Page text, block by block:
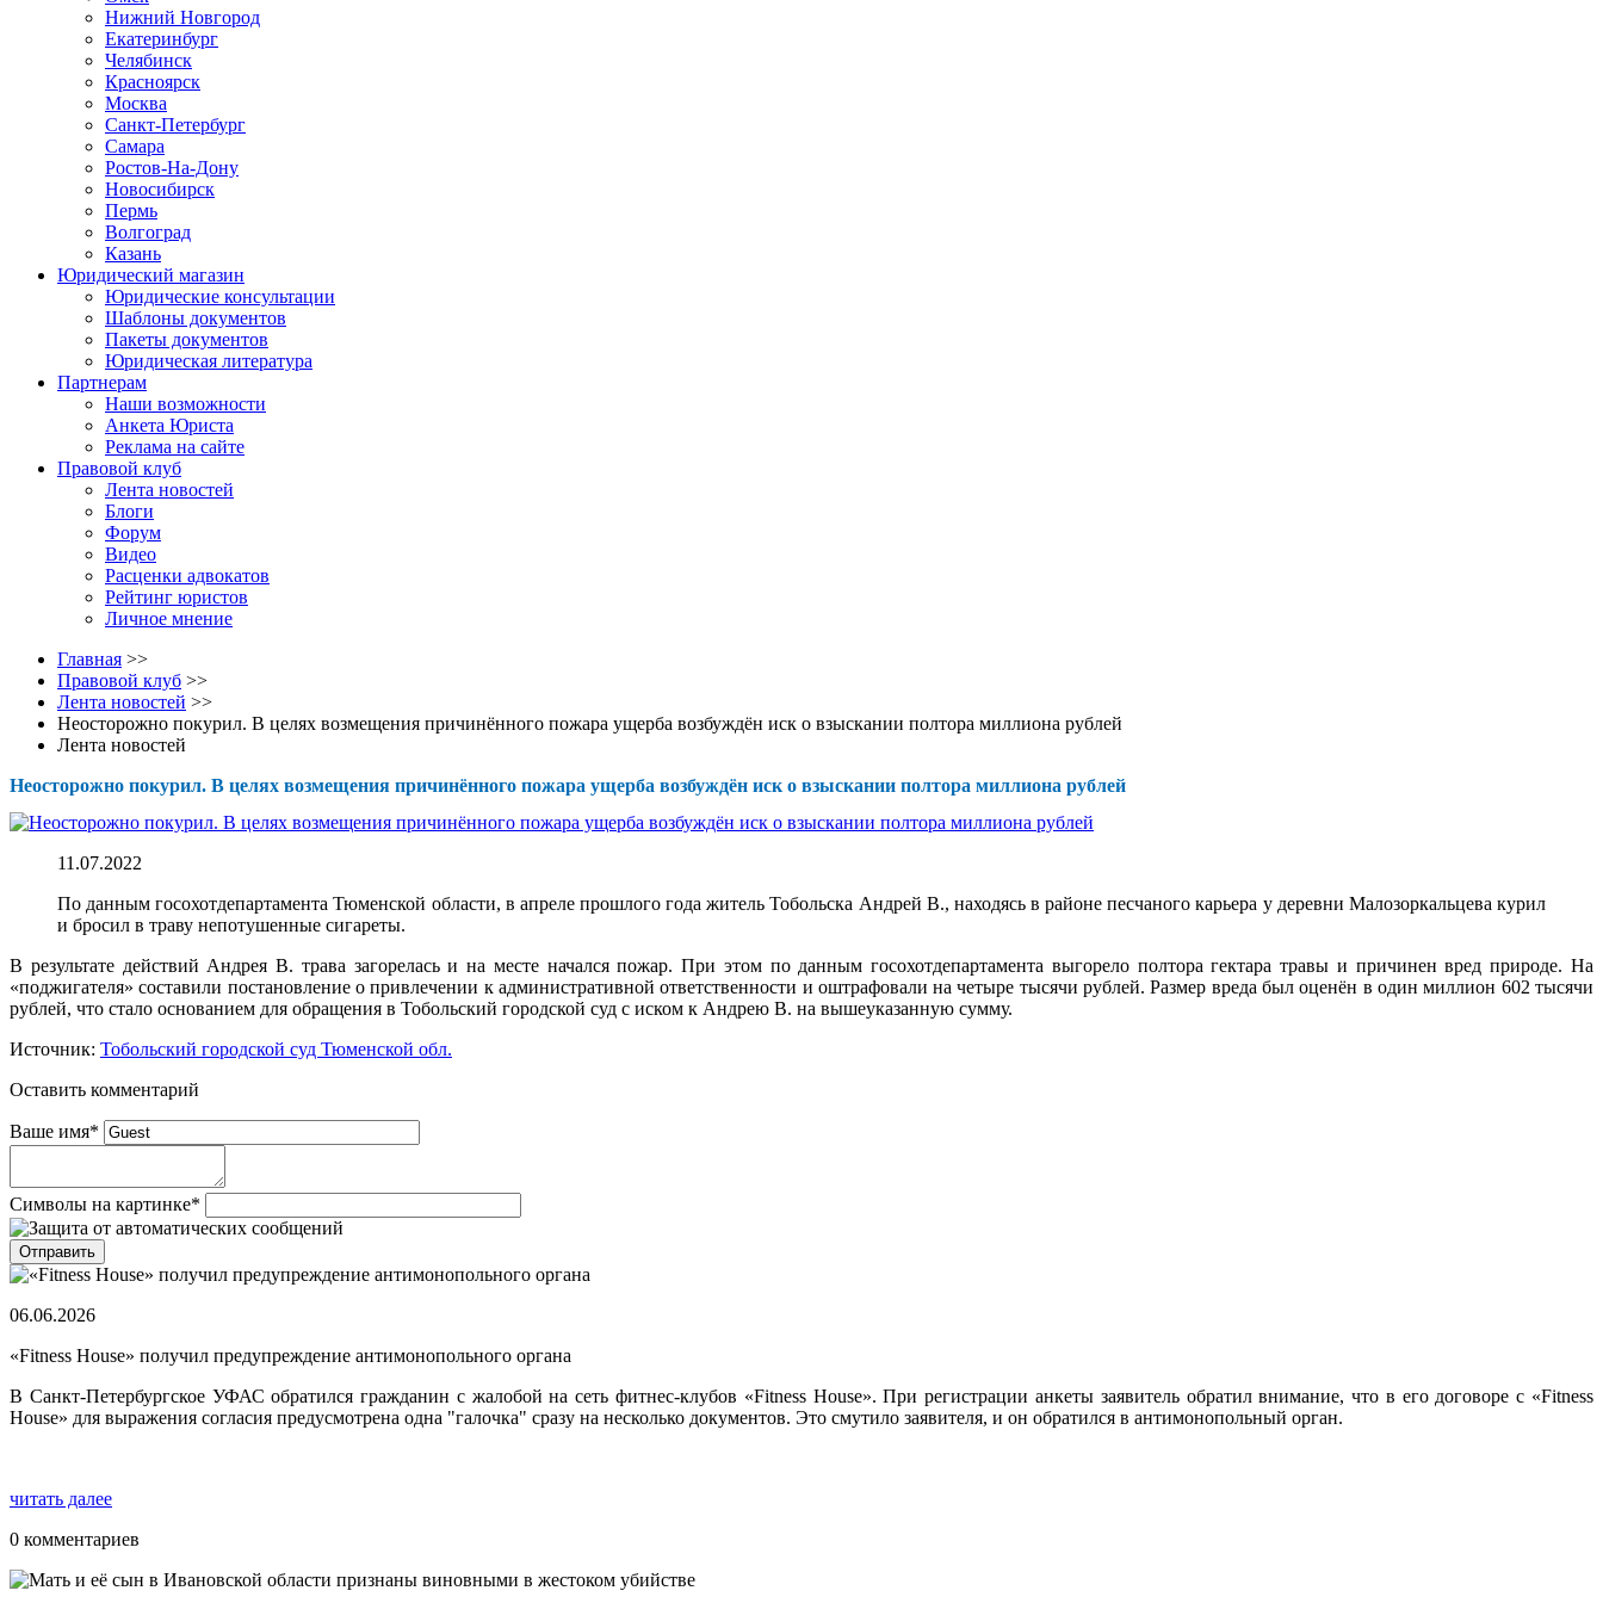
Нижний Новгород
Екатеринбург
Челябинск
Красноярск
Москва
Санкт-Петербург
Самара
Ростов-На-Дону
Новосибирск
Пермь
Волгоград
Казань
Юридический магазин
Юридические консультации
Шаблоны документов
Пакеты документов
Юридическая литература
Партнерам
Наши возможности
Анкета Юриста
Реклама на сайте
Правовой клуб
Лента новостей
Блоги
Форум
Видео
Расценки адвокатов
Рейтинг юристов
Личное мнение
Главная >>
Правовой клуб >>
Лента новостей >>
Неосторожно покурил. В целях возмещения причинённого пожара ущерба возбуждён иск о взыскании полтора миллиона рублей
Лента новостей
Неосторожно покурил. В целях возмещения причинённого пожара ущерба возбуждён иск о взыскании полтора миллиона рублей
11.07.2022
По данным госохотдепартамента Тюменской области, в апреле прошлого года житель Тобольска Андрей В., находясь в районе песчаного карьера у деревни Малозоркальцева курил
и бросил в траву непотушенные сигареты.
В результате действий Андрея В. трава загорелась и на месте начался пожар. При этом по данным госохотдепартамента выгорело полтора гектара травы и причинен вред природе. На
«поджигателя» составили постановление о привлечении к административной ответственности и оштрафовали на четыре тысячи рублей. Размер вреда был оценён в один миллион 602 тысячи
рублей, что стало основанием для обращения в Тобольский городской суд с иском к Андрею В. на вышеуказанную сумму.
Источник: Тобольский городской суд Тюменской обл.
Оставить комментарий
Ваше имя*
Символы на картинке*
06.06.2026
«Fitness House» получил предупреждение антимонопольного органа
В Санкт-Петербургское УФАС обратился гражданин с жалобой на сеть фитнес-клубов «Fitness House». При регистрации анкеты заявитель обратил внимание, что в его договоре с «Fitness
House» для выражения согласия предусмотрена одна "галочка" сразу на несколько документов. Это смутило заявителя, и он обратился в антимонопольный орган.
читать далее
0 комментариев